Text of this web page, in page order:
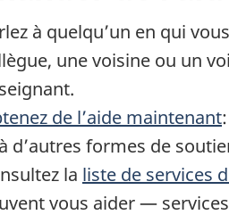
à quelqu’un en qui
une voisine ou un
de l’aide maintenant
d’autres formes de
la liste de services
vous aider —